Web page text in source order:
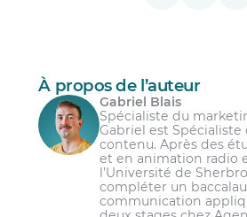
À propos de l’auteur
Gabriel Blais
Spécialiste du
Gabriel est
contenu. Après des
et en animation radio
l’Université de
compléter un
communication